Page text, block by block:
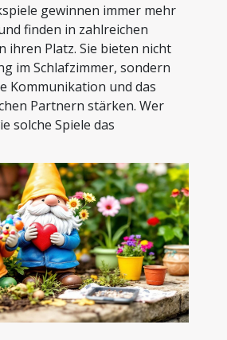
gewinnen immer mehr
finden in zahlreichen
ihren Platz. Sie bieten nicht
im Schlafzimmer, sondern
Kommunikation und das
Partnern stärken. Wer
solche Spiele das